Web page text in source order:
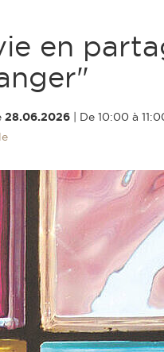
en
28.06.2026
De 10:00 à